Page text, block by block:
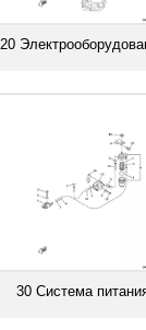
20
30 Система